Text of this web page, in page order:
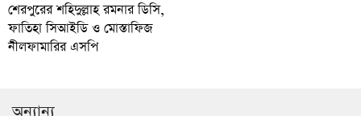
শেরপুরের শহিদুল্লাহ রমনার ডিসি,
ফাতিহা সিআইডি ও মোস্তাফিজ
নীলফামারির এসপি